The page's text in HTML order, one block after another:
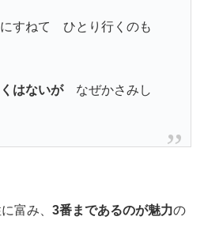
すねて ひとり行くのも
はないがなぜかさみし
富み、 3番まであるのが魅力の